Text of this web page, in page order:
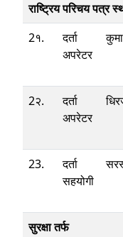
राष्ट्रिय परिचय पत्र
2१.
दर्ता
अपरेटर
2२.
दर्ता
अपरेटर
23.
दर्ता
सहयोगी
सुरक्षा तर्फ